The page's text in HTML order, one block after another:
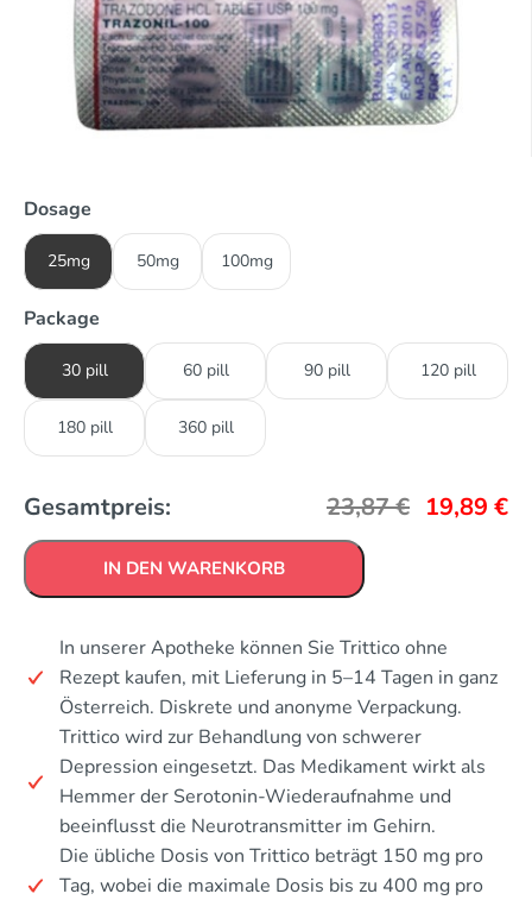
Dosage
25mg 50mg 100mg
Package
30 pill 60 pill 90 pill 120 pill
180 pill 360 pill
Gesamtpreis: 23,87€ 19,89 €
IN DEN WARENKORB
In unserer Apotheke können Sie Trittico ohne
Rezept kaufen, mit Lieferung in 5–14 Tagen in ganz
Österreich. Diskrete und anonyme Verpackung.
Trittico wird zur Behandlung von schwerer
Depression eingesetzt. Das Medikament wirkt als
Hemmer der Serotonin-Wiederaufnahme und
beeinflusst die Neurotransmitter im Gehirn.
Die übliche Dosis von Trittico beträgt 150 mg pro
Tag, wobei die maximale Dosis bis zu 400 mg pro